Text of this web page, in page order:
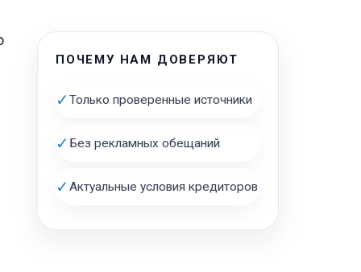
ПОЧЕМУ НАМ ДОВЕРЯЮТ
✓Только проверенные источники
✓ Без рекламных обещаний
✓Актуальные условия кредиторов